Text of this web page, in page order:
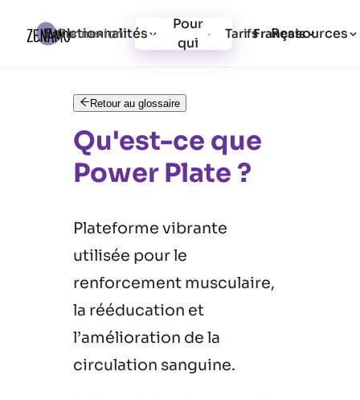
Fonctionnalités
Pour
qui
Tarifs Ressources
Connexion Inscription Français
Retour au glossaire
Qu'est-ce que
Power Plate ?
Plateforme vibrante
utilisée pour le
renforcement musculaire,
la rééducation et
l’amélioration de la
circulation sanguine.